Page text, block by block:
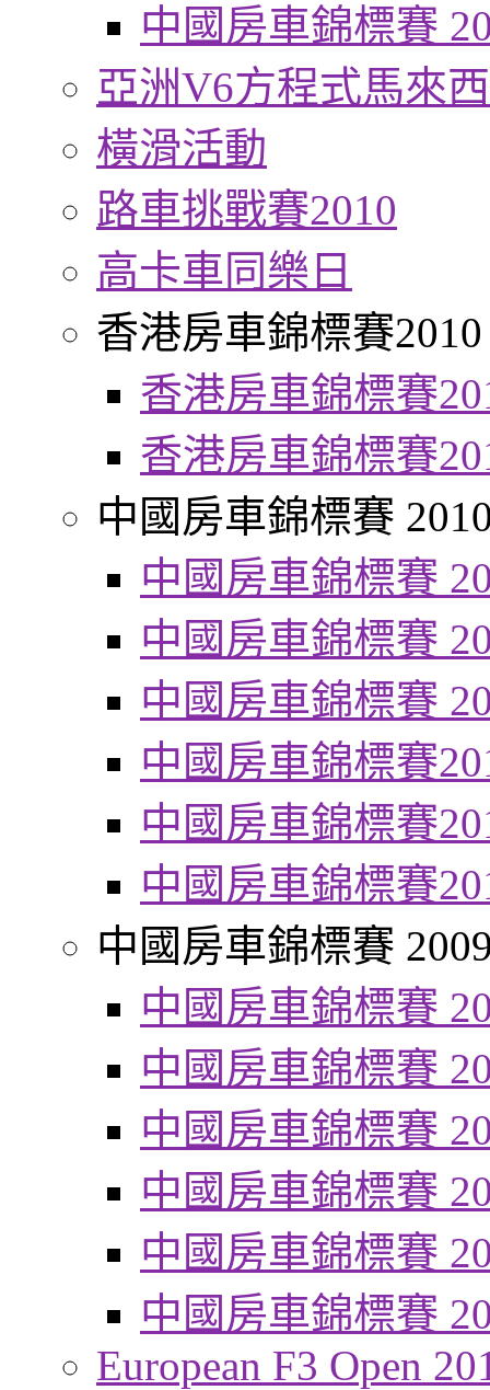
中國房車錦標賽
亞洲V6方程式馬來
橫滑活動
路車挑戰賽2010
高卡車同樂日
香港房車錦標賽2010
香港房車錦標賽
香港房車錦標賽
中國房車錦標賽
中國房車錦標賽
中國房車錦標賽
中國房車錦標賽
中國房車錦標賽
中國房車錦標賽
中國房車錦標賽
中國房車錦標賽
中國房車錦標賽
中國房車錦標賽
中國房車錦標賽
中國房車錦標賽
中國房車錦標賽
中國房車錦標賽
European F3 Open